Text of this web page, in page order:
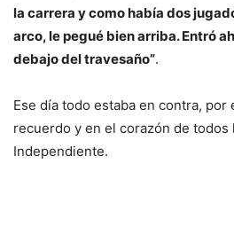
la carrera y como había dos
arco, le pegué bien arriba. Entró
debajo del travesaño”.
Ese día todo estaba en contra, por
recuerdo y en el corazón de todos
Independiente.